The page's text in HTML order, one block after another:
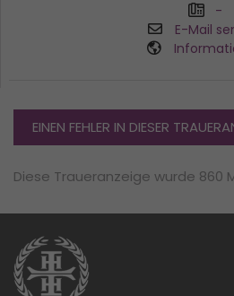
-
E-Mail
EINEN FEHLER IN DIESER
Diese Traueranzeige wurde 860